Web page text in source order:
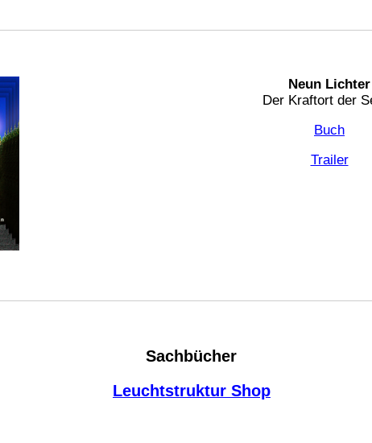
Neun Lichter
Der Kraftort der
Buch
Trailer
Sachbücher
Leuchtstruktur Shop